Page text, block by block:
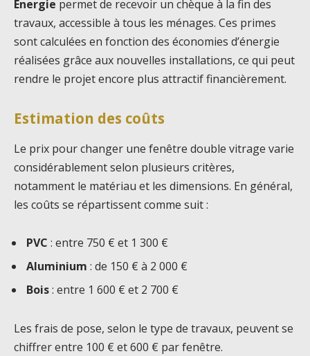
Énergie permet de recevoir un chèque à la fin des
travaux, accessible à tous les ménages. Ces primes
sont calculées en fonction des économies d’énergie
réalisées grâce aux nouvelles installations, ce qui peut
rendre le projet encore plus attractif financièrement.
Estimation des coûts
Le prix pour changer une fenêtre double vitrage varie
considérablement selon plusieurs critères,
notamment le matériau et les dimensions. En général,
les coûts se répartissent comme suit :
PVC : entre 750 € et 1 300 €
Aluminium : de 150 € à 2 000 €
Bois: entre 1 600 € et 2 700 €
Les frais de pose, selon le type de travaux, peuvent se
chiffrer entre 100 € et 600 € par fenêtre.